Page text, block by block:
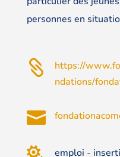
personnes en

https://
ndations/

emploi -